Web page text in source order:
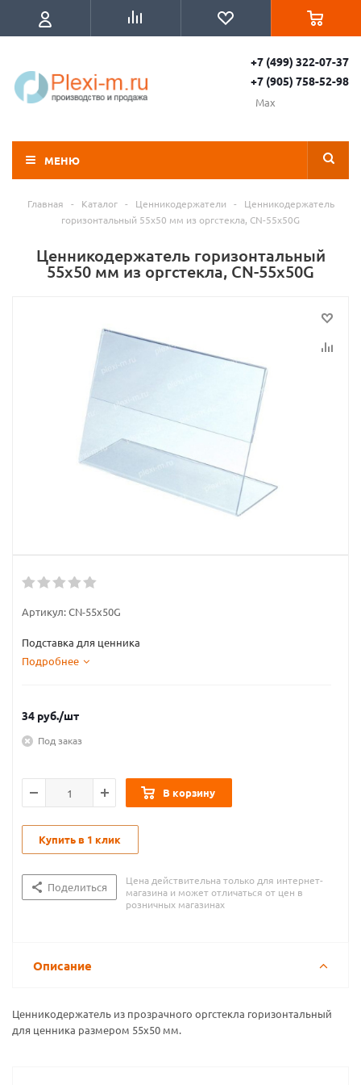
+7 (499) 322-07-37
+7 (905) 758-52-98
Max
МЕНЮ
Главная - Каталог - Ценникодержатели -
Ценникодержатель
горизонтальный 55х50 мм из оргстекла, CN-55x50G
Ценникодержатель горизонтальный
55х50 мм из оргстекла, CN-55x50G
Артикул:CN-55x50G
Подставка для ценника
Подробнее
34 руб./шт
Под заказ
В корзину
Купить в 1 клик
Поделиться
Цена действительна только для интернет-
магазина и может отличаться от цен в
розничных магазинах
Описание
Ценникодержатель из прозрачного оргстекла горизонтальный
для ценника размером 55х50 мм.